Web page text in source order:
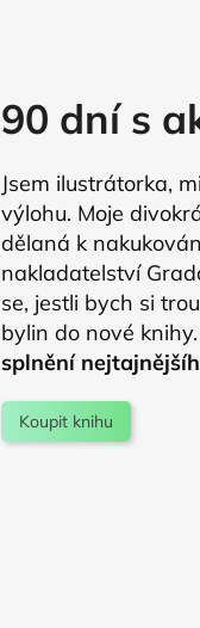
90 dní s
Jsem ilustrátorka,
výlohu. Moje
dělaná k
nakladatelství
se, jestli bych si
bylin do nové
splnění
Koupit knihu